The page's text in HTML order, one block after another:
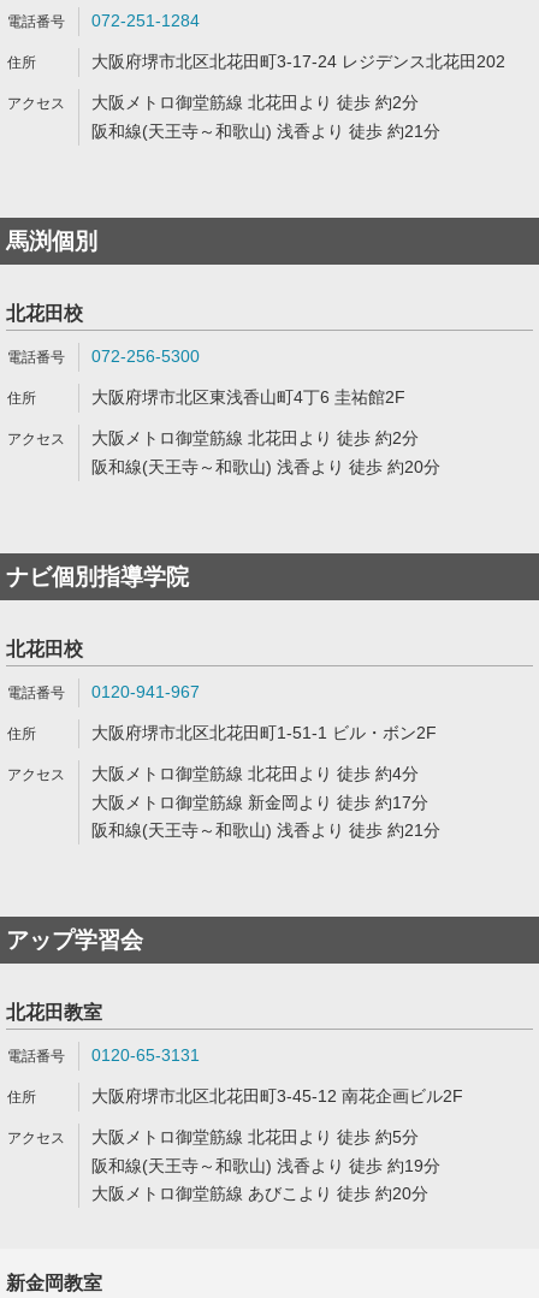
072-251-1284
大阪府堺市北区北花田町3-17-24 レジデンス北花田202
大阪メトロ御堂筋線 北花田より 徒歩 約2分
阪和線(天王寺～和歌山) 浅香より 徒歩 約21分
馬渕個別
北花田校
072-256-5300
大阪府堺市北区東浅香山町4丁6 圭祐館2F
大阪メトロ御堂筋線 北花田より 徒歩 約2分
阪和線(天王寺～和歌山) 浅香より 徒歩 約20分
ナビ個別指導学院
北花田校
0120-941-967
大阪府堺市北区北花田町1-51-1 ビル・ボン2F
大阪メトロ御堂筋線 北花田より 徒歩 約4分
大阪メトロ御堂筋線 新金岡より 徒歩 約17分
阪和線(天王寺～和歌山) 浅香より 徒歩 約21分
アップ学習会
北花田教室
0120-65-3131
大阪府堺市北区北花田町3-45-12 南花企画ビル2F
大阪メトロ御堂筋線 北花田より 徒歩 約5分
阪和線(天王寺～和歌山) 浅香より 徒歩 約19分
大阪メトロ御堂筋線 あびこより 徒歩 約20分
新金岡教室